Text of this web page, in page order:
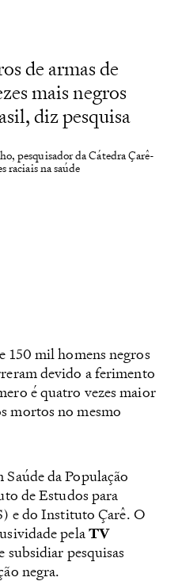
de armas de
mais negros
diz pesquisa
pesquisador da Cátedra Çarê-
raciais na saúde
150 mil homens negros
devido a ferimento
é quatro vezes maior
mortos no mesmo
da População
de Estudos para
e do Instituto Çarê. O
pelaTV
subsidiar pesquisas
negra.